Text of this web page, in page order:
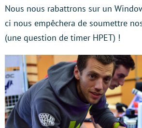
Nous nous rabattrons sur un
ci nous empêchera de soumettre
(une question de timer HPET) !